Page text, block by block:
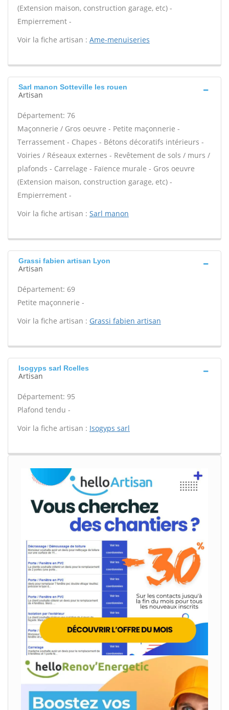
(Extension maison, construction garage, etc) -
Empierrement -
Voir la fiche artisan : Ame-menuiseries
Sarl manon Sotteville les rouen
Artisan
Département: 76
Maçonnerie / Gros oeuvre - Petite maçonnerie -
Terrassement - Chapes - Bétons décoratifs intérieurs -
Voiries / Réseaux externes - Revêtement de sols / murs /
plafonds - Carrelage - Faïence murale - Gros oeuvre
(Extension maison, construction garage, etc) -
Empierrement -
Voir la fiche artisan : Sarl manon
Grassi fabien artisan Lyon
Artisan
Département: 69
Petite maçonnerie -
Voir la fiche artisan : Grassi fabien artisan
Isogyps sarl Rcelles
Artisan
Département: 95
Plafond tendu -
Voir la fiche artisan : Isogyps sarl